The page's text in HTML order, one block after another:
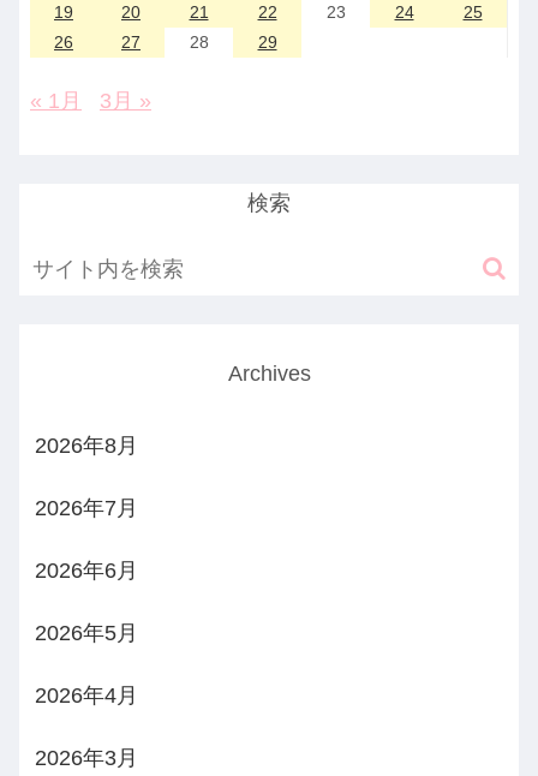
19
20 21 22 23 24
25
26
27 28 29
« 1月 3月 »
検索
Archives
2026年8月
2026年7月
2026年6月
2026年5月
2026年4月
2026年3月